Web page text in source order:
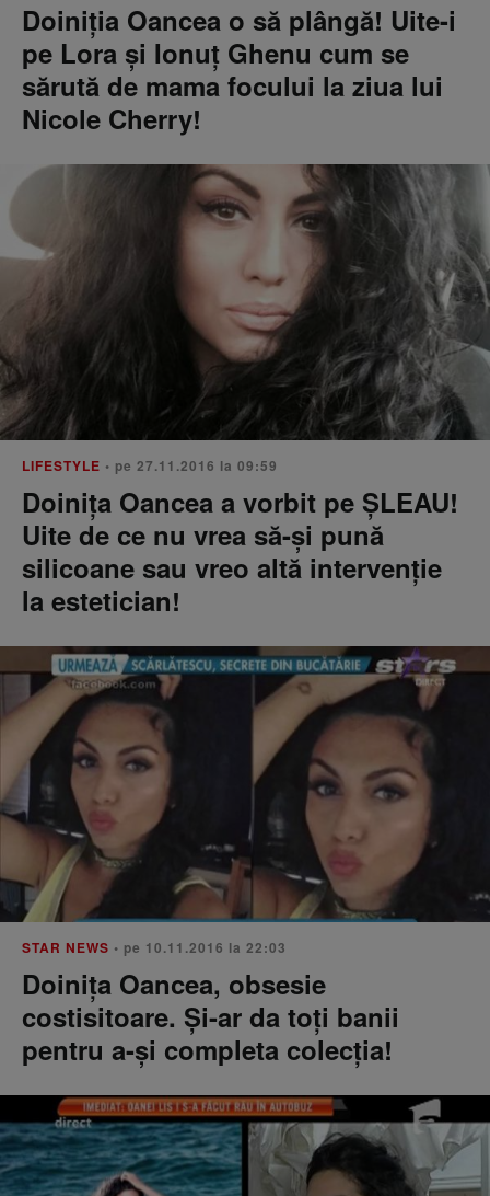
Doiniţia Oancea o să plângă! Uite-i
pe Lora şi Ionuţ Ghenu cum se
sărută de mama focului la ziua lui
Nicole Cherry!
LIFESTYLE • pe 27.11.2016 la 09:59
Doiniţa Oancea a vorbit pe ŞLEAU!
Uite de ce nu vrea să-şi pună
silicoane sau vreo altă intervenţie
la estetician!
STAR NEWS • pe 10.11.2016 la 22:03
Doinița Oancea, obsesie
costisitoare. Și-ar da toți banii
pentru a-și completa colecția!